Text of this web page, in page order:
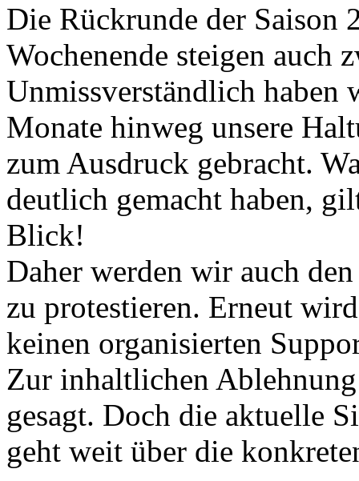
Die Rückrunde der Saison
Wochenende steigen auch
Unmissverständlich haben
Monate hinweg unsere
zum Ausdruck gebracht.
deutlich gemacht haben,
Blick!
Daher werden wir auch
zu protestieren. Erneut
keinen organisierten
Zur inhaltlichen
gesagt. Doch die aktuelle
geht weit über die